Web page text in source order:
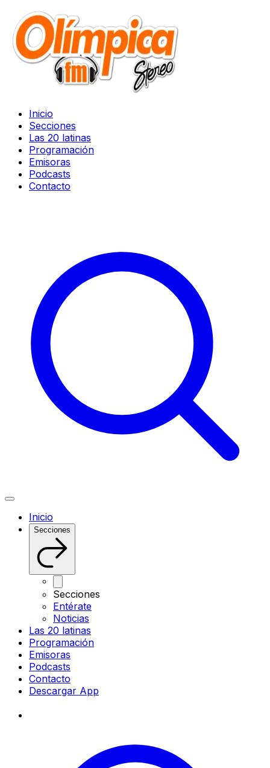
Inicio
Secciones
Las 20 latinas
Programación
Emisoras
Podcasts
Contacto
Inicio
Secciones
Secciones
Entérate
Noticias
Las 20 latinas
Programación
Emisoras
Podcasts
Contacto
Descargar App